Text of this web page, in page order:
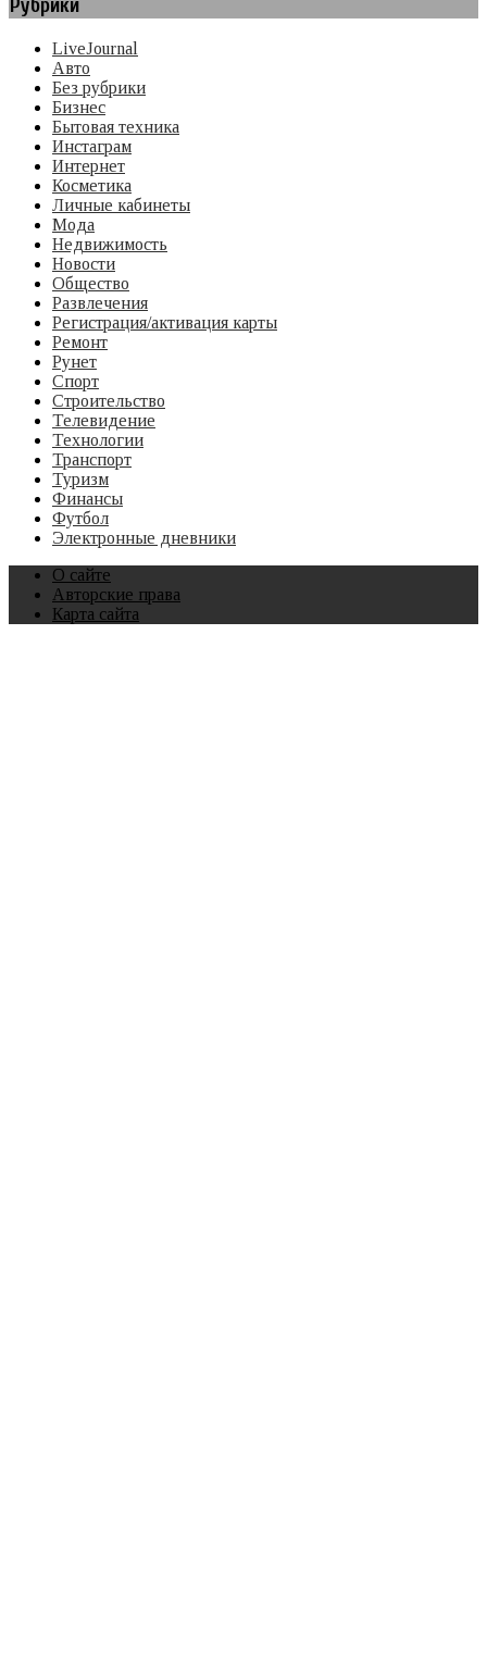
Рубрики
LiveJournal
Авто
Без рубрики
Бизнес
Бытовая техника
Инстаграм
Интернет
Косметика
Личные кабинеты
Мода
Недвижимость
Новости
Общество
Развлечения
Регистрация/активация карты
Ремонт
Рунет
Спорт
Строительство
Телевидение
Технологии
Транспорт
Туризм
Финансы
Футбол
Электронные дневники
О сайте
Авторские права
Карта сайта